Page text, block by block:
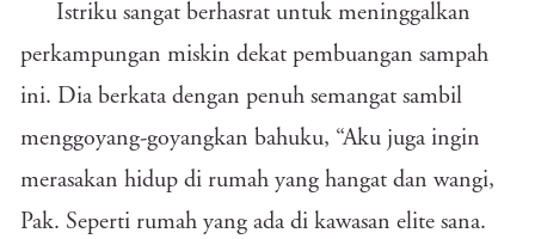
Istriku sangat berhasrat untuk meninggalkan
perkampungan miskin dekat pembuangan sampah
ini. Dia berkata dengan penuh semangat sambil
menggoyang-goyangkan bahuku, “Aku juga ingin
merasakan hidup di rumah yang hangat dan wangi,
Pak. Seperti rumah yang ada di kawasan elite sana.